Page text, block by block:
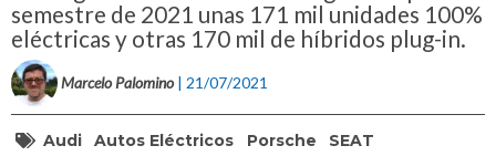
semestre de 2021 unas 171 mil unidades 100%
eléctricas y otras 170 mil de híbridos plug-in.
Marcelo Palomino | 21/07/2021
Audi Autos Eléctricos Porsche
SEAT